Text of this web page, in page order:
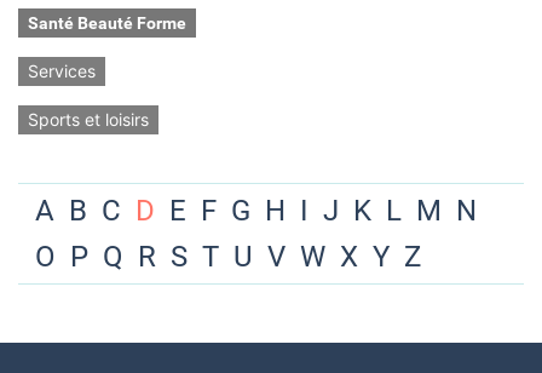
Santé Beauté Forme
Services
Sports et loisirs
A B C D E F G H I J K L M N
O P Q R S T U V W X Y Z